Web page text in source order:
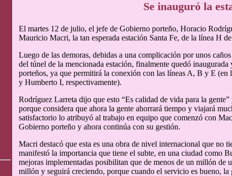
Se inauguró la
El martes 12 de julio, el jefe de Gobierno porteño, Horacio
Mauricio Macri, la tan esperada estación Santa Fe, de la línea H
Luego de las demoras, debidas a una complicación por unos
del túnel de la mencionada estación, finalmente quedó
porteños, ya que permitirá la conexión con las líneas A, B y E (en
y Humberto I, respectivamente).
Rodríguez Larreta dijo que esto “Es calidad de vida para la
porque considera que ahora la gente ahorrará tiempo y viajará
satisfactorio lo atribuyó al trabajo en equipo que comenzó con
Gobierno porteño y ahora continúa con su gestión.
Macri destacó que esta es una obra de nivel internacional que no
manifestó la importancia que tiene el subte, en una ciudad como
mejoras implementadas posibilitan que de menos de un millón de
millón y seguirá creciendo, porque cuando el servicio es bueno, la